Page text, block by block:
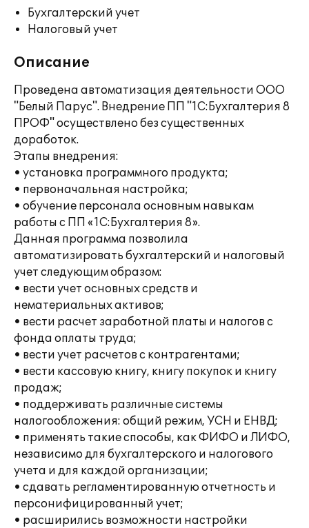
Бухгалтерский учет
Налоговый учет
Описание
Проведена автоматизация деятельности ООО
"Белый Парус". Внедрение ПП "1С:Бухгалтерия 8
ПРОФ" осуществлено без существенных
доработок.
Этапы внедрения:
• установка программного продукта;
• первоначальная настройка;
• обучение персонала основным навыкам
работы с ПП «1С:Бухгалтерия 8».
Данная программа позволила
автоматизировать бухгалтерский и налоговый
учет следующим образом:
• вести учет основных средств и
нематериальных активов;
• вести расчет заработной платы и налогов с
фонда оплаты труда;
• вести учет расчетов с контрагентами;
• вести кассовую книгу, книгу покупок и книгу
продаж;
• поддерживать различные системы
налогообложения: общий режим, УСН и ЕНВД;
• применять такие способы, как ФИФО и ЛИФО,
независимо для бухгалтерского и налогового
учета и для каждой организации;
• сдавать регламентированную отчетность и
персонифицированный учет;
• расширились возможности настройки